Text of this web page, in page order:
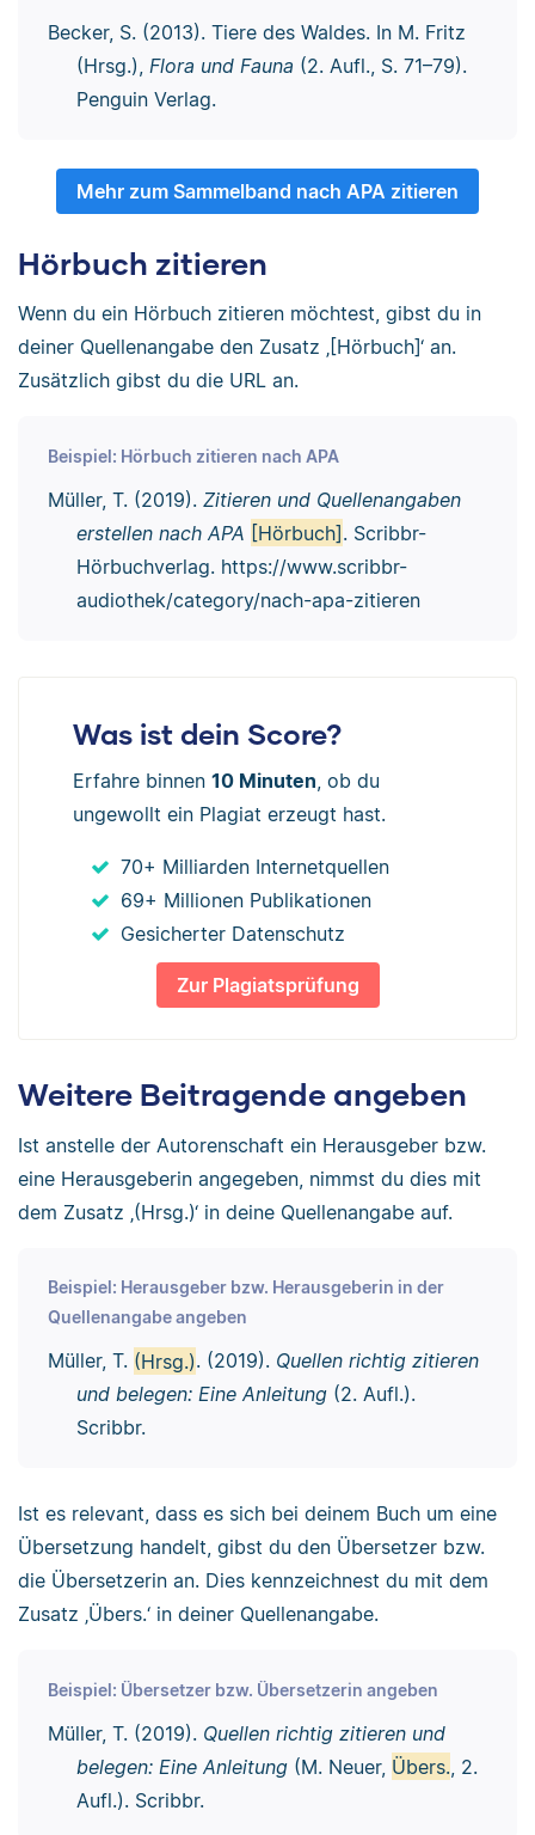
Becker, S. (2013). Tiere des Waldes. In M. Fritz
(Hrsg.), Flora und Fauna (2. Aufl., S. 71–79).
Penguin Verlag.
Mehr zum Sammelband nach APA zitieren
Hörbuch zitieren
Wenn du ein Hörbuch zitieren möchtest, gibst du in
deiner Quellenangabe den Zusatz ‚[Hörbuch]‘ an.
Zusätzlich gibst du die URL an.
Beispiel: Hörbuch zitieren nach APA
Müller, T. (2019). Zitieren und Quellenangaben
erstellen nach APA [Hörbuch]. Scribbr-
Hörbuchverlag. https://www.scribbr-
audiothek/category/nach-apa-zitieren
Was ist dein Score?
Erfahre binnen 10 Minuten, ob du
ungewollt ein Plagiat erzeugt hast.
70+ Milliarden Internetquellen
69+ Millionen Publikationen
Gesicherter Datenschutz
Zur Plagiatsprüfung
Weitere Beitragende angeben
Ist anstelle der Autorenschaft ein Herausgeber bzw.
eine Herausgeberin angegeben, nimmst du dies mit
dem Zusatz ‚(Hrsg.)‘ in deine Quellenangabe auf.
Beispiel: Herausgeber bzw. Herausgeberin in der
Quellenangabe angeben
Müller, T. (Hrsg.). (2019). Quellen richtig zitieren
und belegen: Eine Anleitung(2. Aufl.).
Scribbr.
Ist es relevant, dass es sich bei deinem Buch um eine
Übersetzung handelt, gibst du den Übersetzer bzw.
die Übersetzerin an. Dies kennzeichnest du mit dem
Zusatz ‚Übers.‘ in deiner Quellenangabe.
Beispiel: Übersetzer bzw. Übersetzerin angeben
Müller, T. (2019). Quellen richtig zitieren und
belegen: Eine Anleitung(M. Neuer, Übers., 2.
Aufl.). Scribbr.